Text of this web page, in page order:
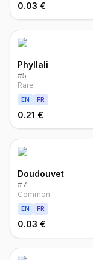
0.03 €
Phyllali
#5
Rare
EN FR
0.21 €
Doudouvet
#7
Common
EN FR
0.03 €